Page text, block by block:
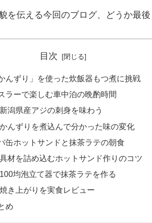
を伝える今回のブログ、どうか最後
目次
かんずり」を使った炊飯器もつ煮に挑戦
ラーで楽しむ車中泊の晩酌時間
新潟県産アジの刺身を味わう
かんずりを煮込んで分かった味の変化
缶ホットサンドと抹茶ラテの朝食
具材を詰め込むホットサンド作りのコツ
100均泡立て器で抹茶ラテを作る
焼き上がりを実食レビュー
め